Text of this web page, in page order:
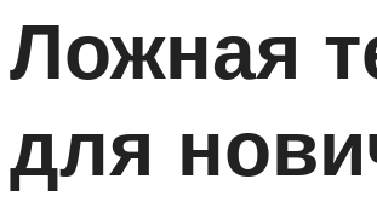
Ложная
для